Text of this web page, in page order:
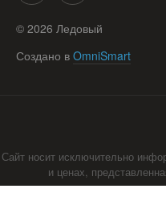
© 2026 Ледовый
Создано в OmniSmart
Сайт носит исключительно
и ценах,